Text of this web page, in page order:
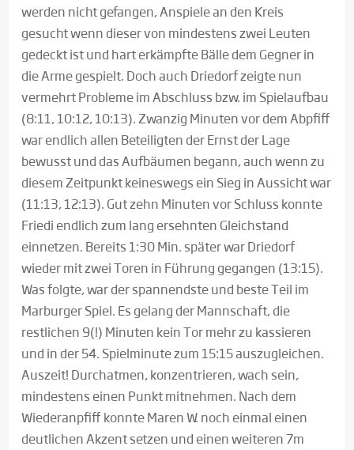
werden nicht gefangen, Anspiele an den Kreis
gesucht wenn dieser von mindestens zwei Leuten
gedeckt ist und hart erkämpfte Bälle dem Gegner in
die Arme gespielt. Doch auch Driedorf zeigte nun
vermehrt Probleme im Abschluss bzw. im Spielaufbau
(8:11, 10:12, 10:13). Zwanzig Minuten vor dem Abpfiff
war endlich allen Beteiligten der Ernst der Lage
bewusst und das Aufbäumen begann, auch wenn zu
diesem Zeitpunkt keineswegs ein Sieg in Aussicht war
(11:13, 12:13). Gut zehn Minuten vor Schluss konnte
Friedi endlich zum lang ersehnten Gleichstand
einnetzen. Bereits 1:30 Min. später war Driedorf
wieder mit zwei Toren in Führung gegangen (13:15).
Was folgte, war der spannendste und beste Teil im
Marburger Spiel. Es gelang der Mannschaft, die
restlichen 9(!) Minuten kein Tor mehr zu kassieren
und in der 54. Spielminute zum 15:15 auszugleichen.
Auszeit! Durchatmen, konzentrieren, wach sein,
mindestens einen Punkt mitnehmen. Nach dem
Wiederanpfiff konnte Maren W. noch einmal einen
deutlichen Akzent setzen und einen weiteren 7m